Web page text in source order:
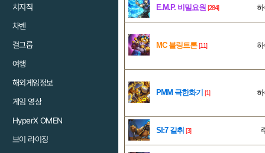
치지직
차벤
걸그룹
여행
해외게임정보
게임 영상
HyperX OMEN
브이 라이징
E.M.P. 비밀요원 [284]
MC 블링트론 [11]
PMM 극한화기 [1]
SI:7 갈취 [3]